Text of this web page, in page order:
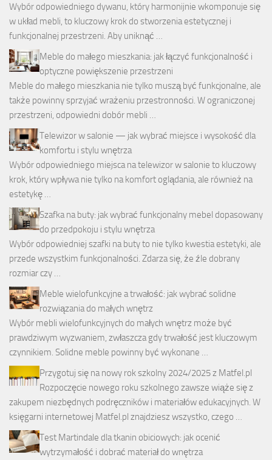
Wybór odpowiedniego dywanu, który harmonijnie wkomponuje się
w układ mebli, to kluczowy krok do stworzenia estetycznej i
funkcjonalnej przestrzeni. Aby uniknąć …
Meble do małego mieszkania: jak łączyć funkcjonalność i
optyczne powiększenie przestrzeni
Meble do małego mieszkania nie tylko muszą być funkcjonalne, ale
także powinny sprzyjać wrażeniu przestronności. W ograniczonej
przestrzeni, odpowiedni dobór mebli …
Telewizor w salonie — jak wybrać miejsce i wysokość dla
komfortu i stylu wnętrza
Wybór odpowiedniego miejsca na telewizor w salonie to kluczowy
krok, który wpływa nie tylko na komfort oglądania, ale również na
estetykę …
Szafka na buty: jak wybrać funkcjonalny mebel dopasowany
do przedpokoju i stylu wnętrza
Wybór odpowiedniej szafki na buty to nie tylko kwestia estetyki, ale
przede wszystkim funkcjonalności. Zdarza się, że źle dobrany
rozmiar czy …
Meble wielofunkcyjne a trwałość: jak wybrać solidne
rozwiązania do małych wnętrz
Wybór mebli wielofunkcyjnych do małych wnętrz może być
prawdziwym wyzwaniem, zwłaszcza gdy trwałość jest kluczowym
czynnikiem. Solidne meble powinny być wykonane …
Przygotuj się na nowy rok szkolny 2024/2025 z Matfel.pl
Rozpoczęcie nowego roku szkolnego zawsze wiąże się z
zakupem niezbędnych podręczników i materiałów edukacyjnych. W
księgarni internetowej Matfel.pl znajdziesz wszystko, czego …
Test Martindale dla tkanin obiciowych: jak ocenić
wytrzymałość i dobrać materiał do wnętrza